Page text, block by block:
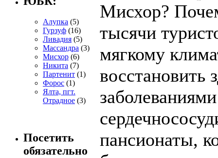
Алупка (5)
Гурзуф (16)
Ливадия (5)
Массандра (3)
Мисхор (6)
Никита (7)
Партенит (1)
Форос (1)
Ялта, пгт.
Отрадное (3)
Посетить
обязательно
Мисхор?
тысячи
мягкому
восстановить
пансионаты,